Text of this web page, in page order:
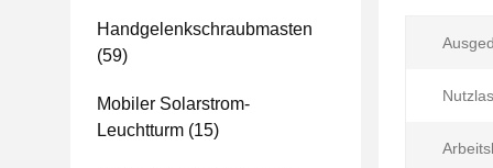
Handgelenkschraubmasten
(59)
Mobiler Solarstrom-
Leuchtturm (15)